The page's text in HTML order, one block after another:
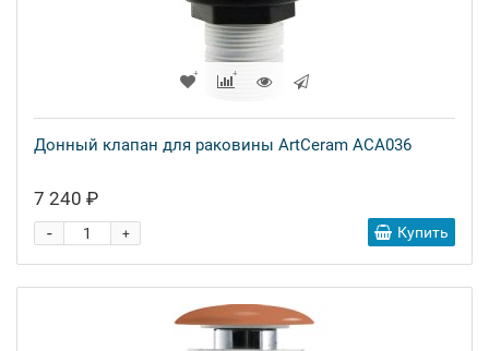
Донный клапан для раковины ArtCeram ACA036
7 240 ₽
+
- Купить